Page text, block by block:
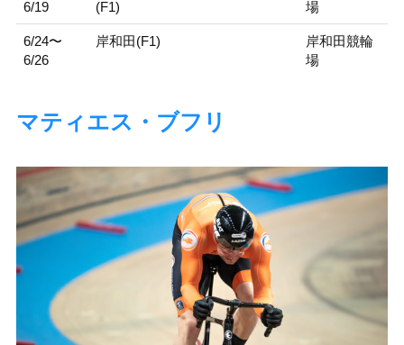
6/19
(F1)
場
6/24〜
6/26
岸和田(F1)
岸和田競輪
場
マティエス・ブフリ